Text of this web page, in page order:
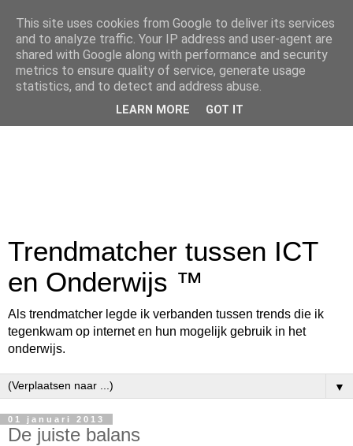
Trendmatcher tussen ICT
en Onderwijs ™
Als trendmatcher legde ik verbanden tussen trends die ik
tegenkwam op internet en hun mogelijk gebruik in het
onderwijs.
▼
01 januari 2013
De juiste balans
This site uses cookies from Google to deliver its services
and to analyze traffic. Your IP address and user-agent are
shared with Google along with performance and security
metrics to ensure quality of service, generate usage
statistics, and to detect and address abuse.
LEARN MORE GOT IT